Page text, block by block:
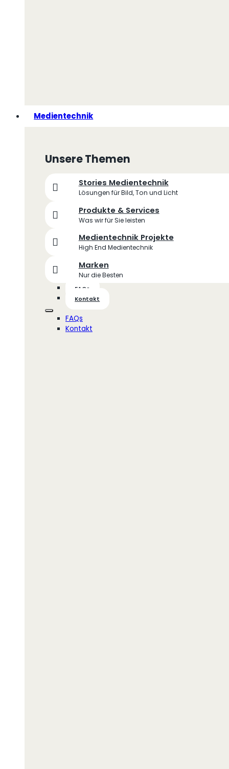
Medientechnik
Unsere Themen
Stories Medientechnik
Lösungen für Bild, Ton und Licht
Produkte & Services
Was wir für Sie leisten
Medientechnik Projekte
High End Medientechnik
Marken
Nur die Besten
FAQs
Kontakt
FAQs
Kontakt